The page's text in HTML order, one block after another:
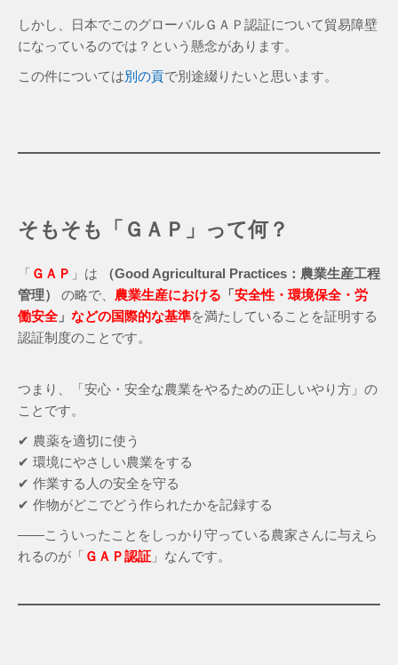
しかし、日本でこのグローバルＧＡＰ認証について貿易障壁
になっているのでは？という懸念があります。
この件については別の貢で別途綴りたいと思います。
そもそも「ＧＡＰ」って何？
「 ＧＡＰ 」は
（Good Agricultural Practices：農業生産工程
管理）
の略で、 農業生産における 「安全性・環境保全・労
働安全」 などの国際的な基準を満たしていることを証明する
認証制度のことです。
つまり、「安心・安全な農業をやるための正しいやり方」の
ことです。
✔ 農薬を適切に使う
✔ 環境にやさしい農業をする
✔ 作業する人の安全を守る
✔ 作物がどこでどう作られたかを記録する
――こういったことをしっかり守っている農家さんに与えら
れるのが「 ＧＡＰ認証 」なんです。